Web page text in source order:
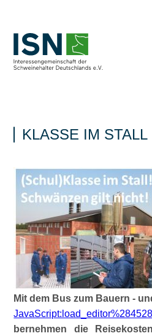
KLASSE IM STALL
Mit dem Bus zum Bauern -
bernehmen die